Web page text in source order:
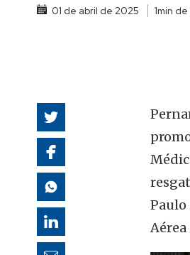
01 de abril de 2025 1min
Paulo